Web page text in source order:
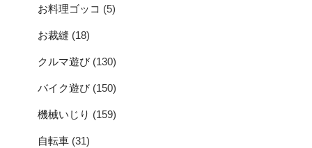
お料理ゴッコ (5)
お裁縫 (18)
クルマ遊び (130)
バイク遊び (150)
機械いじり (159)
自転車 (31)